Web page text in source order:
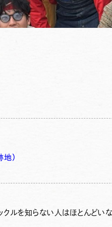
）
ルを知らない人はほとんどい